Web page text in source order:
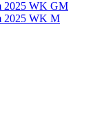
2025 WK GM
2025 WK M